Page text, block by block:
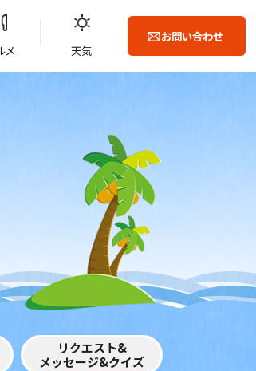
メ 天気
お問い合わせ
リクエスト&
メッセージ&クイズ